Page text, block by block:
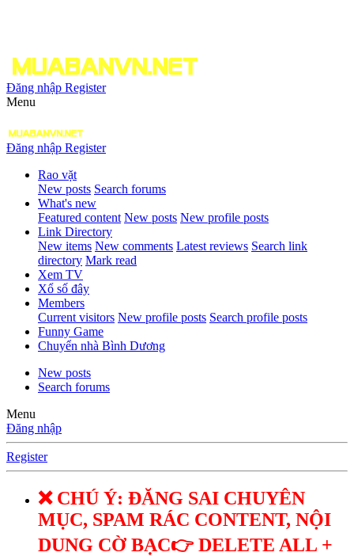
Đăng nhập Register
Menu
Đăng nhập Register
Rao vặt
New posts Search forums
What's new
Featured content New posts New profile posts
Link Directory
New items New comments Latest reviews Search link
directory Mark read
Xem TV
Xổ số đây
Members
Current visitors New profile posts Search profile posts
Funny Game
Chuyển nhà Bình Dương
New posts
Search forums
Menu
Đăng nhập
Register
❌ CHÚ Ý: ĐĂNG SAI CHUYÊN
MỤC, SPAM RÁC CONTENT, NỘI
DUNG CỜ BẠC👉 DELETE ALL +